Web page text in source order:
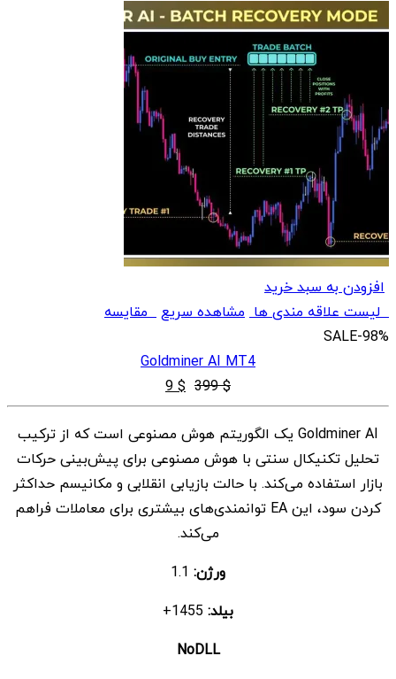
افزودن به سبد خرید
لیست علاقه مندی ها مشاهده سریعمقایسه
SALE-98%
Goldminer AI MT4
$
399
قیمت
اصلی
$ 399
بود.
$
9 قیمت
فعلی
$ 9
است.
Goldminer AI یک الگوریتم هوش مصنوعی است که از ترکیب
تحلیل تکنیکال سنتی با هوش مصنوعی برای پیش‌بینی حرکات
بازار استفاده می‌کند. با حالت بازیابی انقلابی و مکانیسم حداکثر
کردن سود، این EA توانمندی‌های بیشتری برای معاملات فراهم
می‌کند.
ورژن:
بیلد:
NoDLL